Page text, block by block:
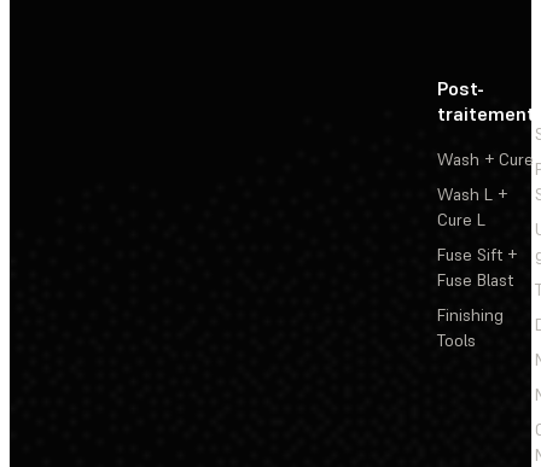
Post-
traitement
Wash + Cure
Wash L +
Cure L
Fuse Sift +
Fuse Blast
Finishing
Tools